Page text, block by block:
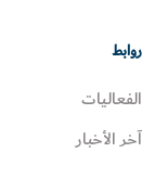
روابط
الفعاليات
آخر الأخبار